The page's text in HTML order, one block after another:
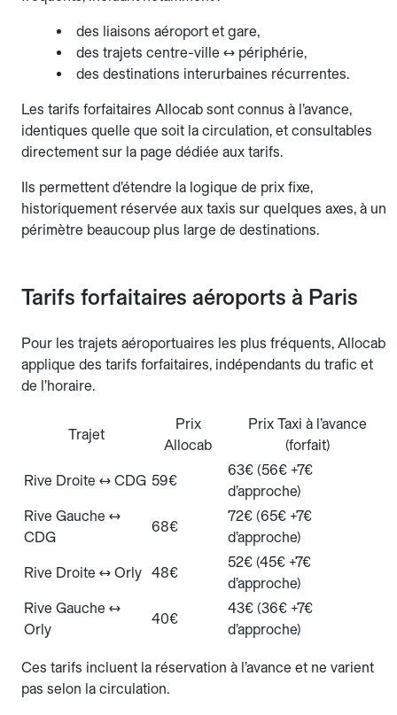
des liaisons aéroport et gare,
des trajets centre-ville ↔ périphérie,
des destinations interurbaines récurrentes.
Les tarifs forfaitaires Allocab sont connus à l’avance,
identiques quelle que soit la circulation, et consultables
directement sur la page dédiée aux tarifs.
Ils permettent d’étendre la logique de prix fixe,
historiquement réservée aux taxis sur quelques axes, à un
périmètre beaucoup plus large de destinations.
Tarifs forfaitaires aéroports à Paris
Pour les trajets aéroportuaires les plus fréquents, Allocab
applique des tarifs forfaitaires, indépendants du trafic et
de l’horaire.
Trajet
Prix
Allocab
Prix Taxi à l’avance
(forfait)
Rive Droite ↔ CDG 59€
63€ (56€ +7€
d’approche)
Rive Gauche ↔
CDG
68€
72€ (65€ +7€
d’approche)
Rive Droite ↔ Orly 48€
52€ (45€ +7€
d’approche)
Rive Gauche ↔
Orly
40€
43€ (36€ +7€
d’approche)
Ces tarifs incluent la réservation à l’avance et ne varient
pas selon la circulation.